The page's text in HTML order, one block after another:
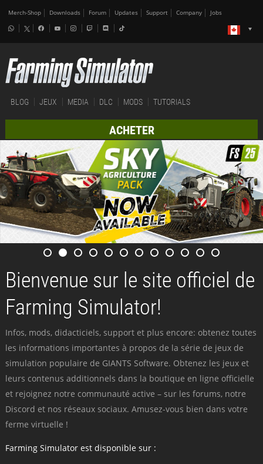
Merch-Shop Downloads Forum Updates Support Company Jobs
BLOG JEUX MEDIA DLC MODS TUTORIALS
ACHETER
Bienvenue sur le site officiel de
Farming Simulator!
Infos, mods, didacticiels, support et plus encore: obtenez toutes
les informations importantes à propos de la série de jeux de
simulation populaire de GIANTS Software. Obtenez les jeux et
leurs contenus additionnels dans la boutique en ligne officielle
et rejoignez notre communauté active – sur les forums, notre
Discord et nos réseaux sociaux. Amusez-vous bien dans votre
ferme virtuelle !
Farming Simulator est disponible sur :